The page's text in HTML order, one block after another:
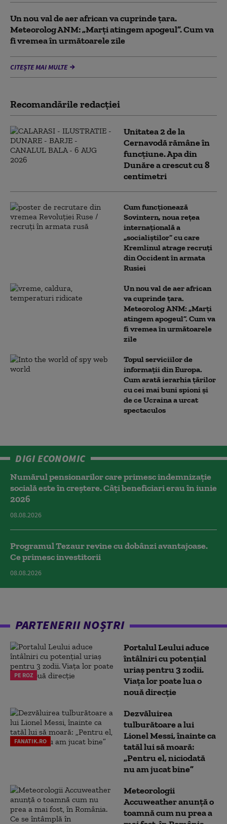
Un nou val de aer african va cuprinde țara.
Meteorolog ANM: „Marți atingem apogeul”. Cum va
fi vremea în următoarele zile
CITEȘTE MAI MULTE
Recomandările redacţiei
Unitatea 2 de la
Cernavodă rămâne în
funcțiune. Apa din
Dunăre a crescut cu 8
centimetri
Cum funcționează
Sovintern, noua rețea
internațională a
„socialiștilor” cu care
Kremlinul atrage recruți
din Occident în armata
Rusiei
Un nou val de aer african
va cuprinde țara.
Meteorolog ANM: „Marți
atingem apogeul”. Cum va
fi vremea în următoarele
zile
Topul serviciilor de
informații din Europa.
Cum arată ierarhia țărilor
cu cei mai buni spioni și
de ce Ucraina a urcat
spectaculos
DIGI ECONOMIC
Numărul pensionarilor care primesc indemnizaţie
socială este în creștere. Câți beneficiari erau în iunie
2026
08.08.2026
Programul Tezaur revine cu dobânzi avantajoase.
Ce primesc investitorii
08.08.2026
PARTENERII NOȘTRI
PE ROZ
Portalul Leului aduce
întâlniri cu potențial
uriaș pentru 3 zodii.
Viața lor poate lua o
nouă direcție
FANATIK.RO
Dezvăluirea
tulburătoare a lui
Lionel Messi, înainte ca
tatăl lui să moară:
„Pentru el, niciodată
nu am jucat bine”
Meteorologii
Accuweather anunță o
toamnă cum nu prea a